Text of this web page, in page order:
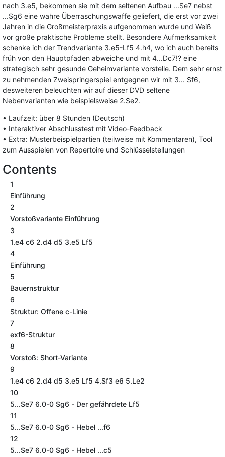
nach 3.e5, bekommen sie mit dem seltenen Aufbau ...Se7 nebst
...Sg6 eine wahre Überraschungswaffe geliefert, die erst vor zwei
Jahren in die Großmeisterpraxis aufgenommen wurde und Weiß
vor große praktische Probleme stellt. Besondere Aufmerksamkeit
schenke ich der Trendvariante 3.e5-Lf5 4.h4, wo ich auch bereits
früh von den Hauptpfaden abweiche und mit 4...Dc7!? eine
strategisch sehr gesunde Geheimvariante vorstelle. Dem sehr ernst
zu nehmenden Zweispringerspiel entgegnen wir mit 3... Sf6,
desweiteren beleuchten wir auf dieser DVD seltene
Nebenvarianten wie beispielsweise 2.Se2.
• Laufzeit: über 8 Stunden (Deutsch)
• Interaktiver Abschlusstest mit Video-Feedback
• Extra: Musterbeispielpartien (teilweise mit Kommentaren), Tool
zum Ausspielen von Repertoire und Schlüsselstellungen
Contents
1
Einführung
2
Vorstoßvariante Einführung
3
1.e4 c6 2.d4 d5 3.e5 Lf5
4
Einführung
5
Bauernstruktur
6
Struktur: Offene c-Linie
7
exf6-Struktur
8
Vorstoß: Short-Variante
9
1.e4 c6 2.d4 d5 3.e5 Lf5 4.Sf3 e6 5.Le2
10
5...Se7 6.0-0 Sg6 - Der gefährdete Lf5
11
5...Se7 6.0-0 Sg6 - Hebel ...f6
12
5...Se7 6.0-0 Sg6 - Hebel ...c5